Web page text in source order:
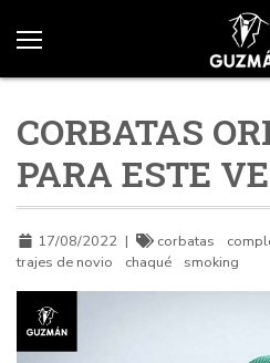
CORBATAS
PARA ESTE
17/08/2022 | corbatas
trajes de novio
chaqué smoking